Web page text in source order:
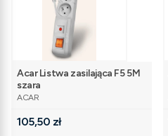
Acar Listwa zasilająca F5 5M
szara
PRODUCENT
ACAR
Cena
105,50 zł